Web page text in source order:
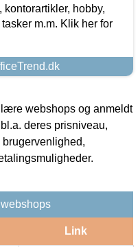
hobby,
m.m. Klik her for
webshops og anmeldt
deres prisniveau,
Link